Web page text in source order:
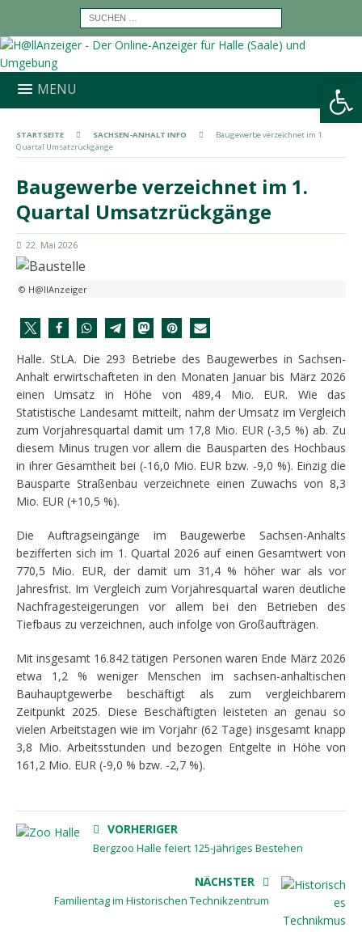
Werkzeugleiste öffnen
MENU
STARTSEITE SACHSEN-ANHALT INFO
Baugewerbe verzeichnet im 1.
Quartal Umsatzrückgänge
Baugewerbe verzeichnet im 1.
Quartal Umsatzrückgänge
22. Mai 2026
© H@llAnzeiger
Halle. StLA. Die 293 Betriebe des Baugewerbes in Sachsen-
Anhalt erwirtschafteten in den Monaten Januar bis März 2026
einen Umsatz in Höhe von 489,4 Mio. EUR. Wie das
Statistische Landesamt mitteilt, nahm der Umsatz im Vergleich
zum Vorjahresquartal damit um 17,8 Mio. EUR (-3,5 %) ab. Zu
diesem Minus trugen vor allem die Bausparten des Hochbaus
in ihrer Gesamtheit bei (-16,0 Mio. EUR bzw. -9,0 %). Einzig die
Bausparte Straßenbau verzeichnete einen Zuwachs von 8,3
Mio. EUR (+10,5 %).
Die Auftragseingänge im Baugewerbe Sachsen-Anhalts
bezifferten sich im 1. Quartal 2026 auf einen Gesamtwert von
770,5 Mio. EUR, der damit um 31,4 % höher war als vor
Jahresfrist. Im Vergleich zum Vorjahresquartal waren deutliche
Nachfragesteigerungen vor allem bei den Betrieben des
Tiefbaus zu verzeichnen, auch infolge von Großaufträgen.
Mit insgesamt 16.842 tätigen Personen waren Ende März 2026
etwa 1,2 % weniger Menschen im sachsen-anhaltischen
Bauhauptgewerbe beschäftigt als zum vergleichbarem
Zeitpunkt 2025. Diese Beschäftigten leisteten an genau so
vielen Arbeitstagen wie im Vorjahr (62 Tage) insgesamt knapp
3,8 Mio. Arbeitsstunden und bezogen Entgelte in Höhe von
161,2 Mio. EUR (-9,0 % bzw. -2,7 %).
VORHERIGER
Bergzoo Halle feiert 125-jähriges Bestehen
NÄCHSTER
Familientag im Historischen Technikzentrum